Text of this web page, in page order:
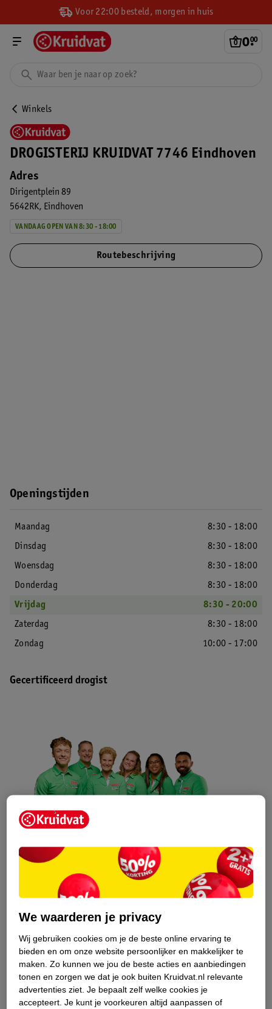
Voor 22:00 besteld, morgen in huis
0.
00
Winkels
DROGISTERIJ KRUIDVAT 7746 Eindhoven
Adres
Dirigentplein 89
5642RK
Eindhoven
VANDAAG OPEN VAN 8:30 - 18:00
Routebeschrijving
Openingstijden
Maandag
8:30 - 18:00
Dinsdag
8:30 - 18:00
Woensdag
8:30 - 18:00
Donderdag
8:30 - 18:00
Vrijdag
8:30 - 20:00
Zaterdag
8:30 - 18:00
Zondag
10:00 - 17:00
Gecertificeerd drogist
Kruidvat is een erkend specialist in
zelfzorg, ook online. Wat je
gezondheidsvraag ook is, stel hem aan
Stel je gezondheidsvraag
Ook in deze winkel
We waarderen je privacy
Wij gebruiken cookies om je de beste online ervaring te
bieden en om onze website persoonlijker en makkelijker te
maken. Zo kunnen we jou de beste acties en aanbiedingen
tonen en zorgen we dat je ook buiten Kruidvat.nl relevante
advertenties ziet. Je bepaalt zelf welke cookies je
accepteert. Je kunt je voorkeuren altijd aanpassen of